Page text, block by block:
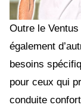
Outre le
également
besoins
pour ceux qui
conduite